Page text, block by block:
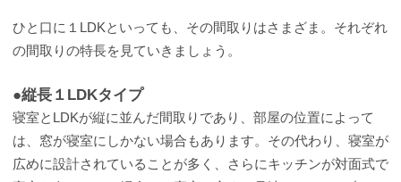
ひと口に１LDKといっても、その間取りはさまざま。それぞれ
の間取りの特長を見ていきましょう。
●縦長１LDKタイプ
寝室とLDKが縦に並んだ間取りであり、部屋の位置によって
は、窓が寝室にしかない場合もあります。その代わり、寝室が
広めに設計されていることが多く、さらにキッチンが対面式で